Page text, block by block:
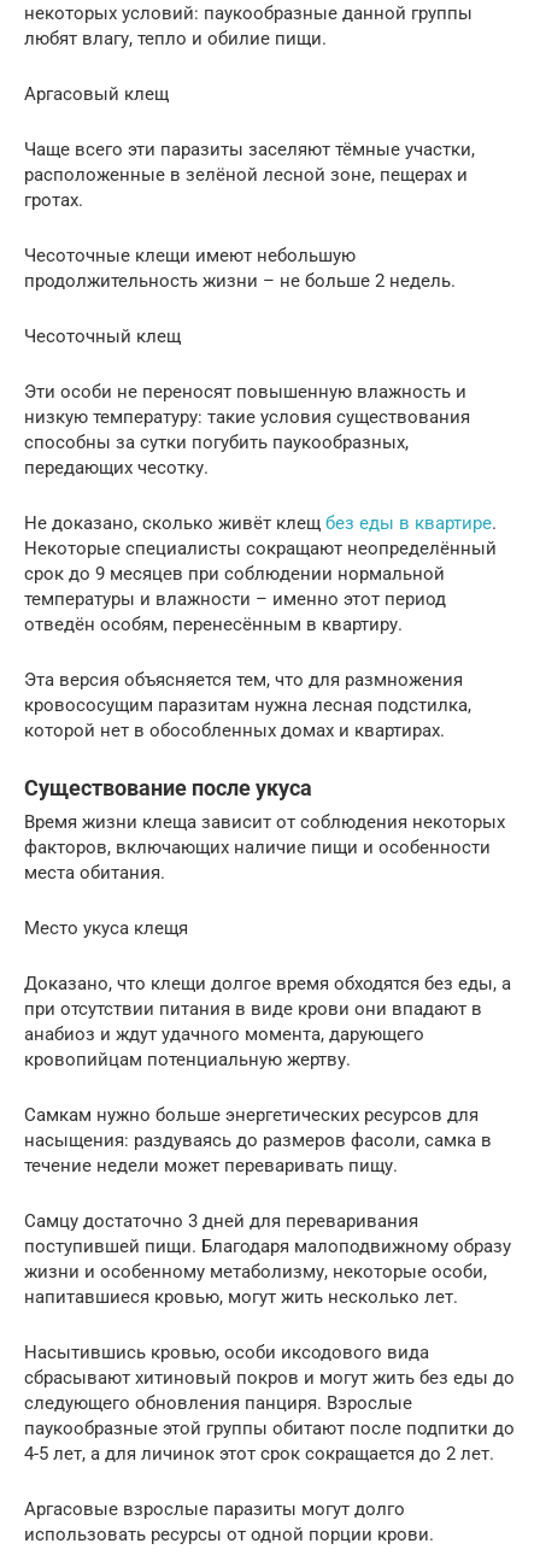
некоторых условий: паукообразные данной группы
любят влагу, тепло и обилие пищи.
Аргасовый клещ
Чаще всего эти паразиты заселяют тёмные участки,
расположенные в зелёной лесной зоне, пещерах и
гротах.
Чесоточные клещи имеют небольшую
продолжительность жизни – не больше 2 недель.
Чесоточный клещ
Эти особи не переносят повышенную влажность и
низкую температуру: такие условия существования
способны за сутки погубить паукообразных,
передающих чесотку.
Не доказано, сколько живёт клещ без еды в квартире.
Некоторые специалисты сокращают неопределённый
срок до 9 месяцев при соблюдении нормальной
температуры и влажности – именно этот период
отведён особям, перенесённым в квартиру.
Эта версия объясняется тем, что для размножения
кровососущим паразитам нужна лесная подстилка,
которой нет в обособленных домах и квартирах.
Существование после укуса
Время жизни клеща зависит от соблюдения некоторых
факторов, включающих наличие пищи и особенности
места обитания.
Место укуса клещя
Доказано, что клещи долгое время обходятся без еды, а
при отсутствии питания в виде крови они впадают в
анабиоз и ждут удачного момента, дарующего
кровопийцам потенциальную жертву.
Самкам нужно больше энергетических ресурсов для
насыщения: раздуваясь до размеров фасоли, самка в
течение недели может переваривать пищу.
Самцу достаточно 3 дней для переваривания
поступившей пищи. Благодаря малоподвижному образу
жизни и особенному метаболизму, некоторые особи,
напитавшиеся кровью, могут жить несколько лет.
Насытившись кровью, особи иксодового вида
сбрасывают хитиновый покров и могут жить без еды до
следующего обновления панциря. Взрослые
паукообразные этой группы обитают после подпитки до
4-5 лет, а для личинок этот срок сокращается до 2 лет.
Аргасовые взрослые паразиты могут долго
использовать ресурсы от одной порции крови.